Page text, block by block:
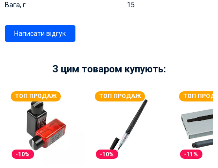
Вага, г
15
Написати відгук
З цим товаром купують:
ТОП ПРОДАЖ
-10%
ТОП ПРОДАЖ
-10%
ТОП
-11%